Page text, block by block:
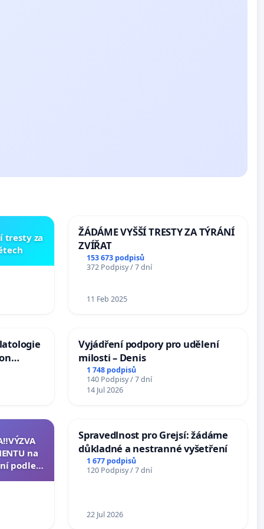
tresty za
ŽÁDÁME VYŠŠÍ TRESTY ZA TÝRÁNÍ
ZVÍŘAT
153 673 podpisů
372 Podpisy / 7 dní
11 Feb 2025
Vyjádření podpory pro udělení
milosti – Denis
1 748 podpisů
140 Podpisy / 7 dní
14 Jul 2026
na
podle §
Spravedlnost pro Grejsí: žádáme
důkladné a nestranné vyšetření
1 677 podpisů
120 Podpisy / 7 dní
22 Jul 2026